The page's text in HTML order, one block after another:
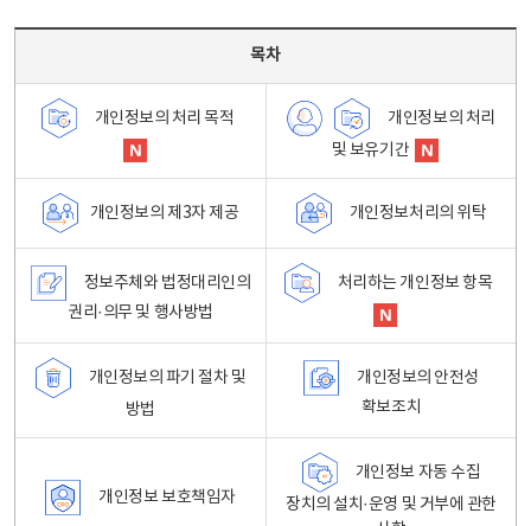
목차
개인정보의 처리 목적
개인정보의 처리
및 보유기간
개인정보의 제3자 제공 개인정보처리의 위탁
정보주체와 법정대리인의
권리·의무 및 행사방법
처리하는 개인정보 항목
개인정보의 파기 절차 및
방법
개인정보의 안전성
확보조치
개인정보 보호책임자
개인정보 자동 수집
장치의 설치·운영 및 거부에 관한